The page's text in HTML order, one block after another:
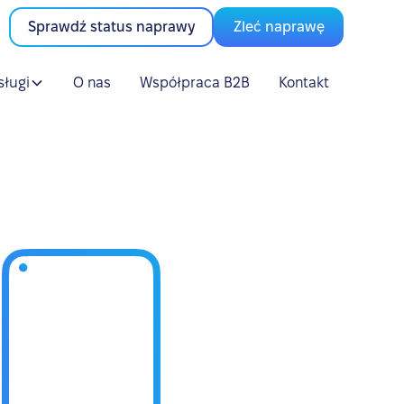
Sprawdź status naprawy Zleć naprawę
O nas Współpraca B2B Kontakt